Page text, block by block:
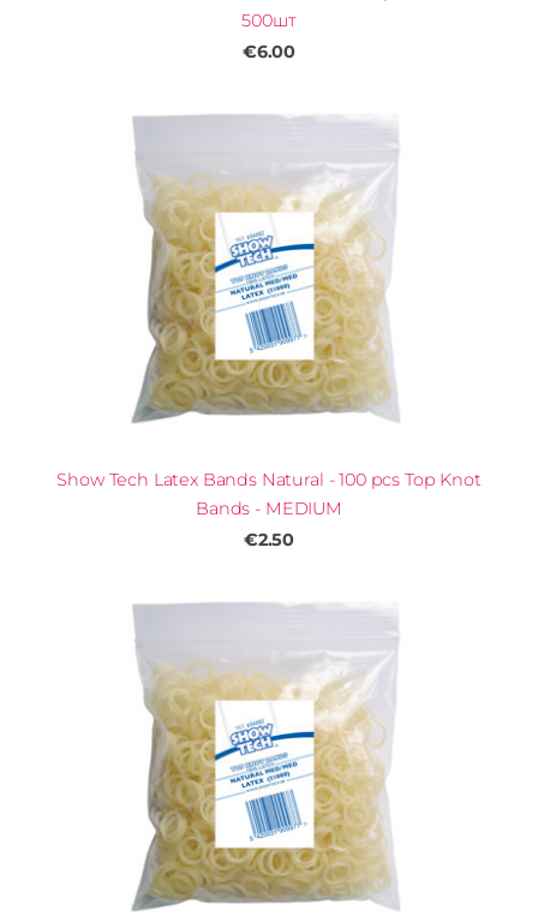
500шт
€6.00
Show Tech Latex Bands Natural - 100 pcs Top Knot
Bands - MEDIUM
€2.50